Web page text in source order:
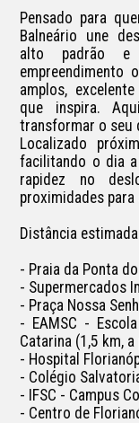
Pensado para
Balneário une
alto padrão e
empreendimento
amplos,
que inspira.
transformar o seu
Localizado
facilitando o dia
rapidez no
proximidades
Distância
- Praia da Ponta
- Supermercados
- Praça Nossa
- EAMSC -
Catarina (1,5 km, a
- Hospital
- Colégio
- IFSC - Campus
- Centro de